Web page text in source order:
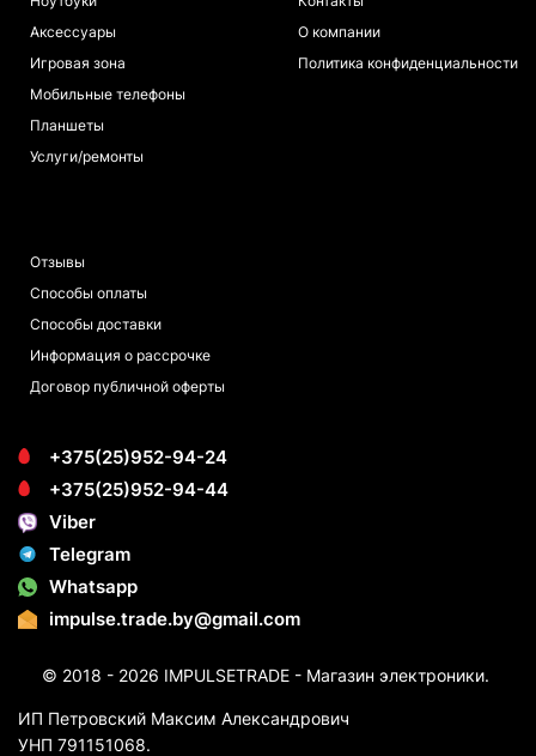
Аксессуары
Игровая зона
Мобильные телефоны
Планшеты
Услуги/ремонты
О компании
Политика конфиденциальности
Отзывы
Способы оплаты
Способы доставки
Информация о рассрочке
Договор публичной оферты
+375(25)952-94-24
+375(25)952-94-44
Viber
Telegram
Whatsapp
impulse.trade.by@gmail.com
© 2018 - 2026 IMPULSETRADE - Магазин электроники.
ИП Петровский Максим Александрович
УНП 791151068.